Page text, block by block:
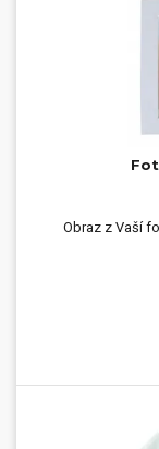
Obraz z Vaší